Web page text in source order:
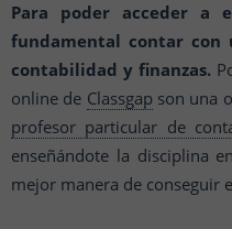
Para poder acceder a
fundamental contar con
contabilidad y finanzas.
online de Classgap son una
profesor particular de
enseñándote la disciplina
mejor manera de conseguir